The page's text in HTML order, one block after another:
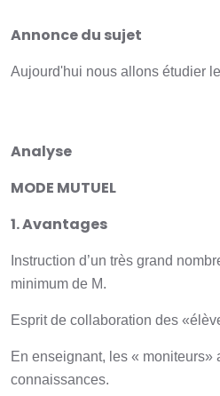
Annonce du sujet
Aujourd'hui nous allons étudier
Analyse
MODE MUTUEL
1. Avantages
Instruction d’un très grand
minimum de M.
Esprit de collaboration des
En enseignant, les « moniteurs»
connaissances.